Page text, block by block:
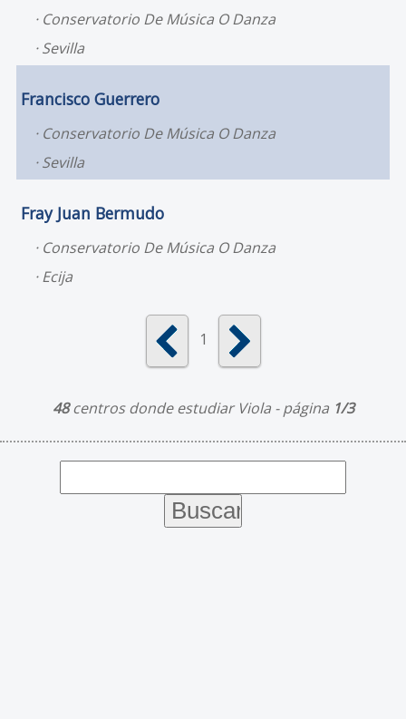
Conservatorio De Música O Danza
Sevilla
Francisco Guerrero
Conservatorio De Música O Danza
Sevilla
Fray Juan Bermudo
Conservatorio De Música O Danza
Ecija
1
48centros donde estudiar Viola - página 1/3